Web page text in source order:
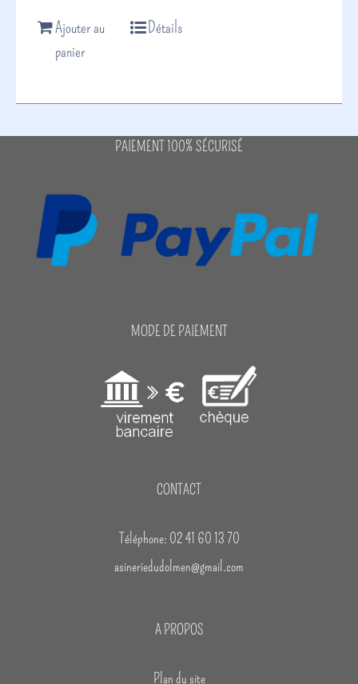
Ajouter au
panier
Détails
PAIEMENT 100% SÉCURISÉ
MODE DE PAIEMENT
CONTACT
Téléphone: 02 41 60 13 70
asineriedudolmen@gmail.com
A PROPOS
Plan du site